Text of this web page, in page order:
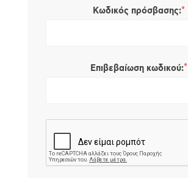
Κωδικός πρόσβασης:*
Επιβεβαίωση κωδικού:*